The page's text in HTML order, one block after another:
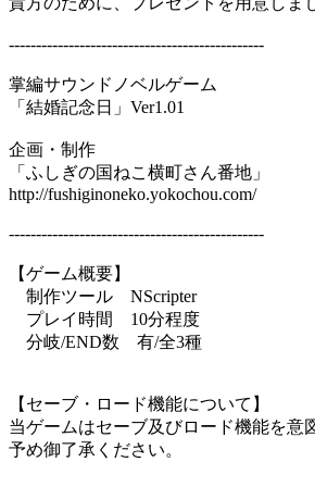
-----------------------------------------------
掌編サウンドノベルゲーム
「結婚記念日」Ver1.01
企画・制作
「ふしぎの国ねこ横町さん番地」
http://fushiginoneko.yokochou.com/
-----------------------------------------------
【ゲーム概要】
制作ツール NScripter
プレイ時間 10分程度
分岐/END数 有/全3種
【セーブ・ロード機能について】
当ゲームはセーブ及びロード機能を意
予め御了承ください。